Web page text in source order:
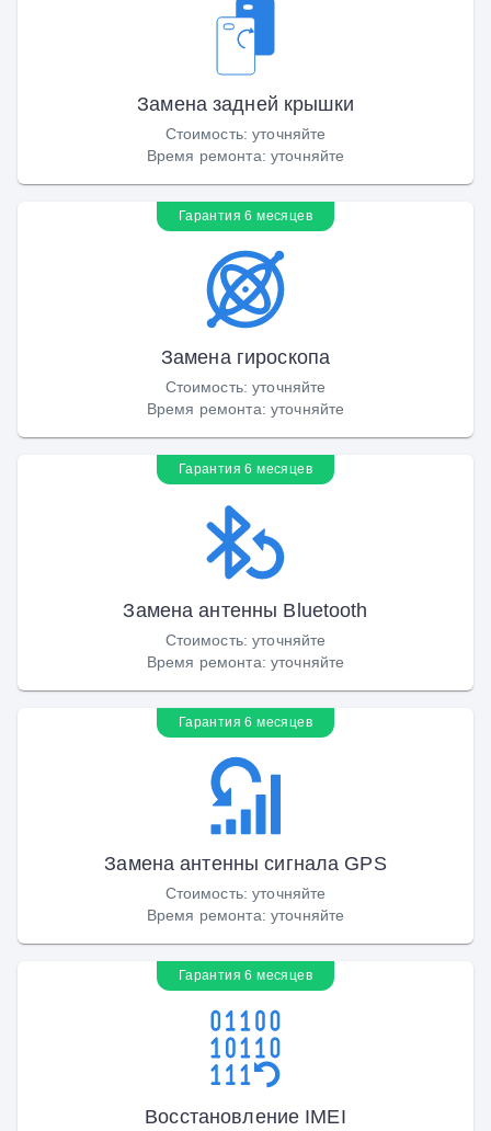
Замена задней крышки
Стоимость:уточняйте
Время ремонта: уточняйте
Гарантия 6 месяцев
Замена гироскопа
Стоимость:уточняйте
Время ремонта: уточняйте
Гарантия 6 месяцев
Замена антенны Bluetooth
Стоимость:уточняйте
Время ремонта: уточняйте
Гарантия 6 месяцев
Замена антенны сигнала GPS
Стоимость:уточняйте
Время ремонта: уточняйте
Гарантия 6 месяцев
Восстановление IMEI